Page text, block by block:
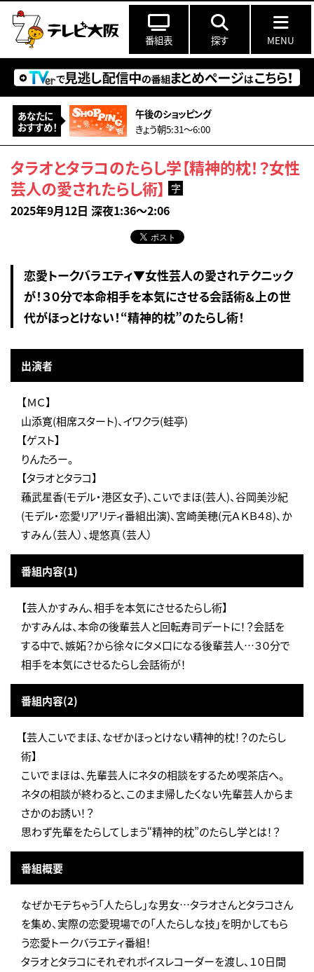
番組表 探す MENU
あなたに
おすすめ！
午後のショッピング
きょう朝5:31〜6:00
タラオとタラコのたらし学【精神的枕！？女性
芸人の愛されたらし術】
字
2025年9月12日 深夜1:36～2:06
恋愛トークバラエティ▼女性芸人の愛されテクニック
が！３０分で本命相手を本気にさせる会話術＆上の世
代がほっとけない！“精神的枕”のたらし術！
出演者
【ＭＣ】
山添寛(相席スタート)、イワクラ(蛙亭)
【ゲスト】
りんたろー。
【タラオとタラコ】
蘓武星香(モデル・港区女子)、こいでまほ(芸人)、谷岡美沙紀
(モデル・恋愛リアリティ番組出演)、宮崎美穂(元ＡＫＢ４８)、か
すみん（芸人）、堤悠真（芸人）
番組内容(1)
【芸人かすみん、相手を本気にさせるたらし術】
かすみんは、本命の後輩芸人と回転寿司デートに！？会話を
する中で、嫉妬？から徐々にタメ口になる後輩芸人…３０分で
相手を本気にさせるたらし会話術が！
番組内容(2)
【芸人こいでまほ、なぜかほっとけない精神的枕！？のたらし
術】
こいでまほは、先輩芸人にネタの相談をするため喫茶店へ。
ネタの相談が終わると、このまま帰したくない先輩芸人からま
さかのお誘い！？
思わず先輩をたらしてしまう“精神的枕”のたらし学とは！？
番組概要
なぜかモテちゃう「人たらし」な男女…タラオさんとタラコさん
を集め、実際の恋愛現場での「人たらしな技」を明かしてもら
う恋愛トークバラエティ番組！
タラオとタラコにそれぞれボイスレコーダーを渡し、１０日間